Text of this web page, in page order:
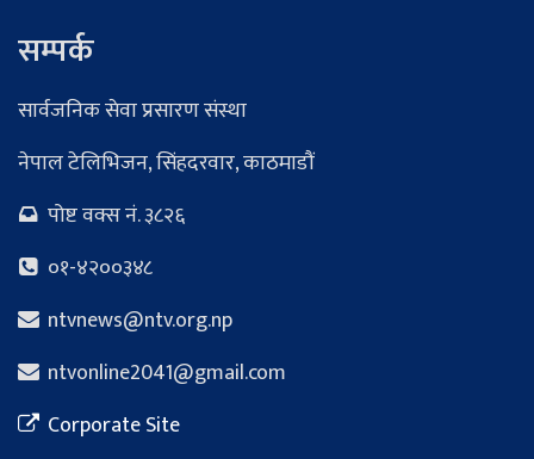
सम्पर्क
सार्वजनिक सेवा प्रसारण संस्था
नेपाल टेलिभिजन, सिंहदरवार, काठमाडौं
पोष्ट वक्स नं. ३८२६
०१-४२००३४८
ntvnews@ntv.org.np
ntvonline2041@gmail.com
Corporate Site